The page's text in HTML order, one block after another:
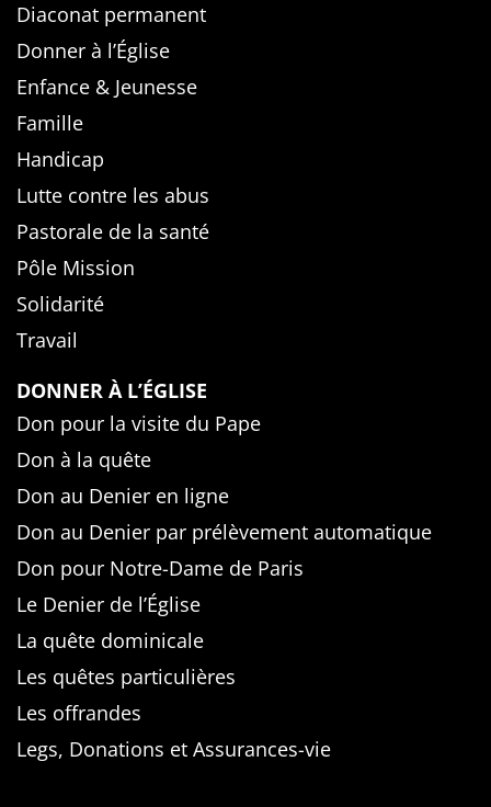
Diaconat permanent
Donner à l’Église
Enfance & Jeunesse
Famille
Handicap
Lutte contre les abus
Pastorale de la santé
Pôle Mission
Solidarité
Travail
DONNER À L’ÉGLISE
Don pour la visite du Pape
Don à la quête
Don au Denier en ligne
Don au Denier par prélèvement automatique
Don pour Notre-Dame de Paris
Le Denier de l’Église
La quête dominicale
Les quêtes particulières
Les offrandes
Legs, Donations et Assurances-vie